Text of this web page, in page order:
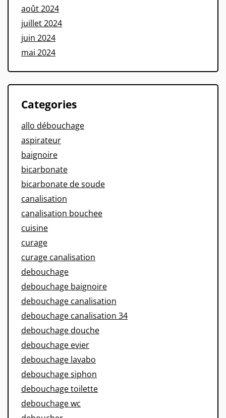
août 2024
juillet 2024
juin 2024
mai 2024
Categories
allo débouchage
aspirateur
baignoire
bicarbonate
bicarbonate de soude
canalisation
canalisation bouchee
cuisine
curage
curage canalisation
debouchage
debouchage baignoire
debouchage canalisation
debouchage canalisation 34
debouchage douche
debouchage evier
debouchage lavabo
debouchage siphon
debouchage toilette
debouchage wc